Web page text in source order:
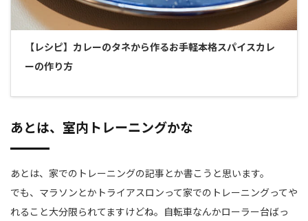
【レシピ】カレーのタネから作るお手軽本格スパイスカレ
ーの作り方
あとは、室内トレーニングかな
あとは、家でのトレーニングの記事とか書こうと思います。
でも、マラソンとかトライアスロンって家でのトレーニングってや
れること大分限られてますけどね。自転車なんかローラー台ばっ